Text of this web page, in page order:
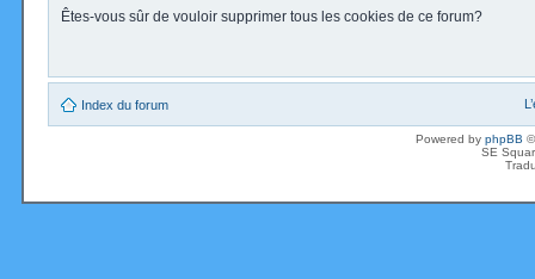
Êtes-vous sûr de vouloir supprimer tous les cookies de ce forum?
Index du forum
Powered by phpBB
SE